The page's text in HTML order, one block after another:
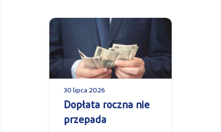
30 lipca 2026
Dopłata roczna nie
przepada